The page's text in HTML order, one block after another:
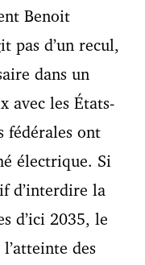
Benoit
pas d’un recul,
dans un
avec les États-
fédérales ont
électrique. Si
d’interdire la
d’ici 2035, le
des